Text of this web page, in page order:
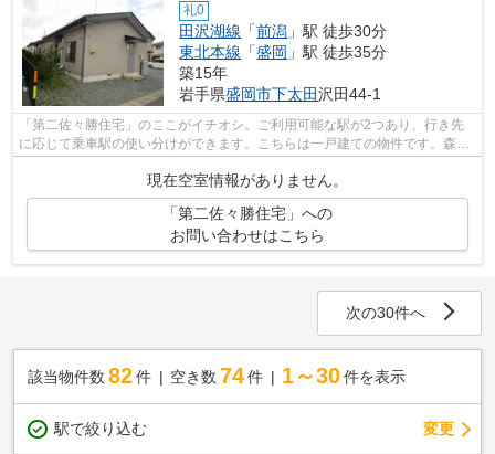
礼0
田沢湖線 「前潟 」駅 徒歩30分
東北本線 「盛岡 」駅 徒歩35分
築15年
岩手県盛岡市下太田沢田44-1
「第二佐々勝住宅」のここがイチオシ。ご利用可能な駅が2つあり、行き先
に応じて乗車駅の使い分けができます。こちらは一戸建ての物件です。森の
現在空室情報がありません。
「第二佐々勝住宅」への
お問い合わせはこちら
次の30件へ
該当物件数 82件 空き数 74 件 1～30 件を表示
駅で絞り込む 変更